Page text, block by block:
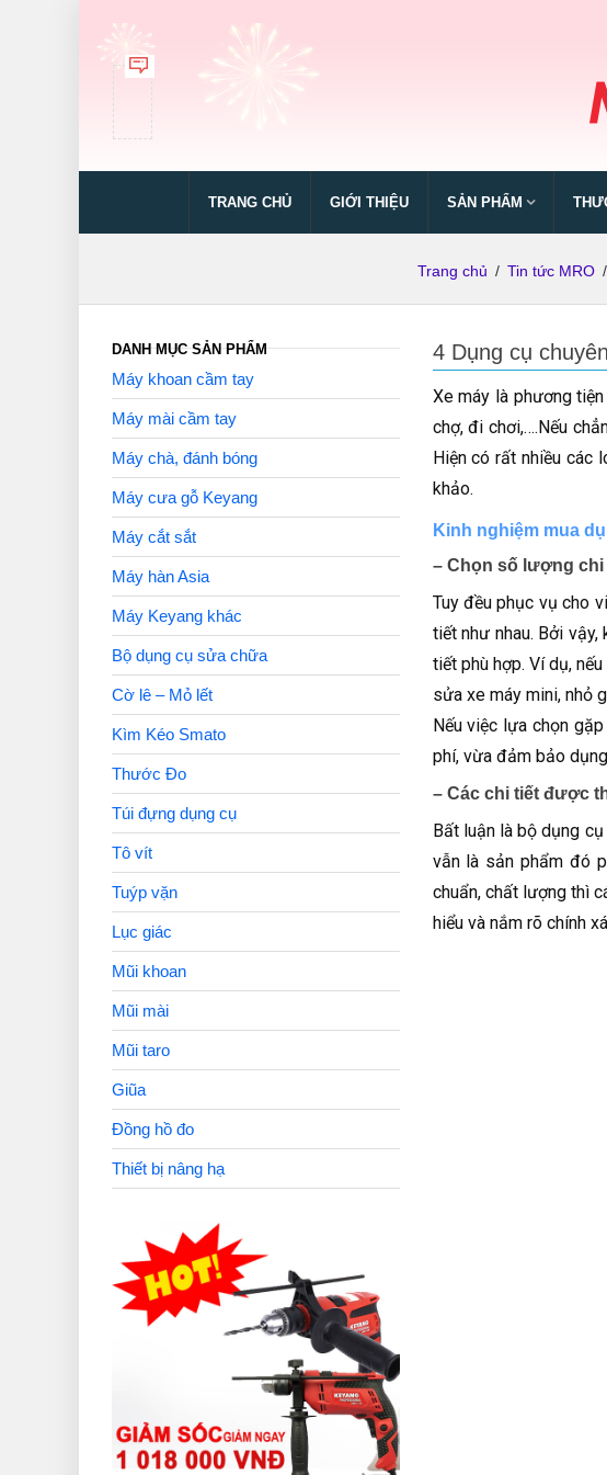
TRANG CHỦ GIỚI THIỆU SẢN PHẨM
Trang chủ / Tin tức MRO /
4 Dụng cụ
Xe máy là phương
chợ, đi chơi,….Nếu
Hiện có rất nhiều các
khảo.
Kinh nghiệm mua
– Chọn số lượng
Tuy đều phục vụ cho
tiết như nhau. Bởi
tiết phù hợp. Ví dụ,
sửa xe máy mini, nhỏ
Nếu việc lựa chọn
phí, vừa đảm bảo
– Các chi tiết được
Bất luận là bộ dụng
vẫn là sản phẩm đó
chuẩn, chất lượng thì
hiểu và nắm rõ chính
DANH MỤC SẢN PHẨM
Máy khoan cầm tay
Máy mài cầm tay
Máy chà, đánh bóng
Máy cưa gỗ Keyang
Máy cắt sắt
Máy hàn Asia
Máy Keyang khác
Bộ dụng cụ sửa chữa
Cờ lê – Mỏ lết
Kìm Kéo Smato
Thước Đo
Túi đựng dụng cụ
Tô vít
Tuýp vặn
Lục giác
Mũi khoan
Mũi mài
Mũi taro
Giũa
Đồng hồ đo
Thiết bị nâng hạ